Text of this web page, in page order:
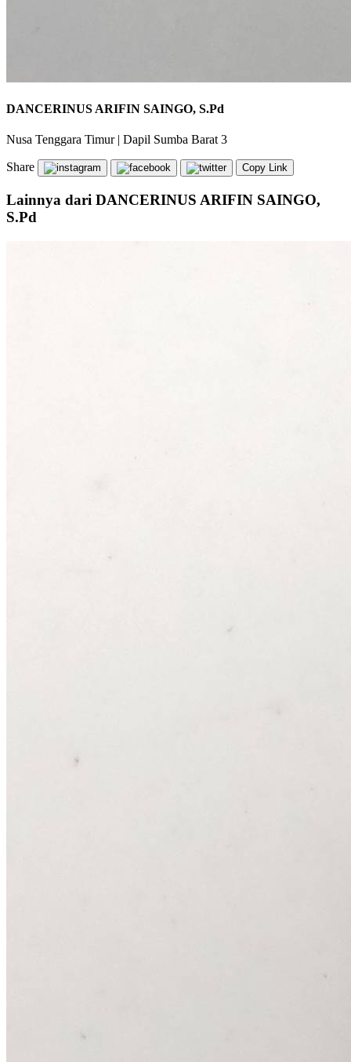
DANCERINUS ARIFIN SAINGO, S.Pd
Nusa Tenggara Timur | Dapil Sumba Barat 3
Share Copy Link
Lainnya dari DANCERINUS ARIFIN SAINGO,
S.Pd